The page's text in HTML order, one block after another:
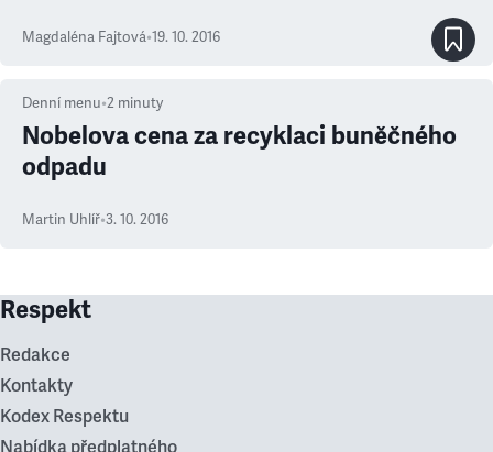
Magdaléna Fajtová•19. 10. 2016
Denní menu•2 minuty
Nobelova cena za recyklaci buněčného
odpadu
Martin Uhlíř•3. 10. 2016
Respekt
Redakce
Kontakty
Kodex Respektu
Nabídka předplatného